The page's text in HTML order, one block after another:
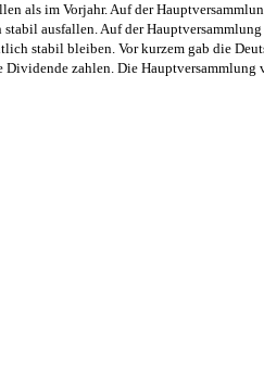
als im Vorjahr. Auf der
ausfallen. Auf der
stabil bleiben. Vor kurzem gab die
zahlen. Die